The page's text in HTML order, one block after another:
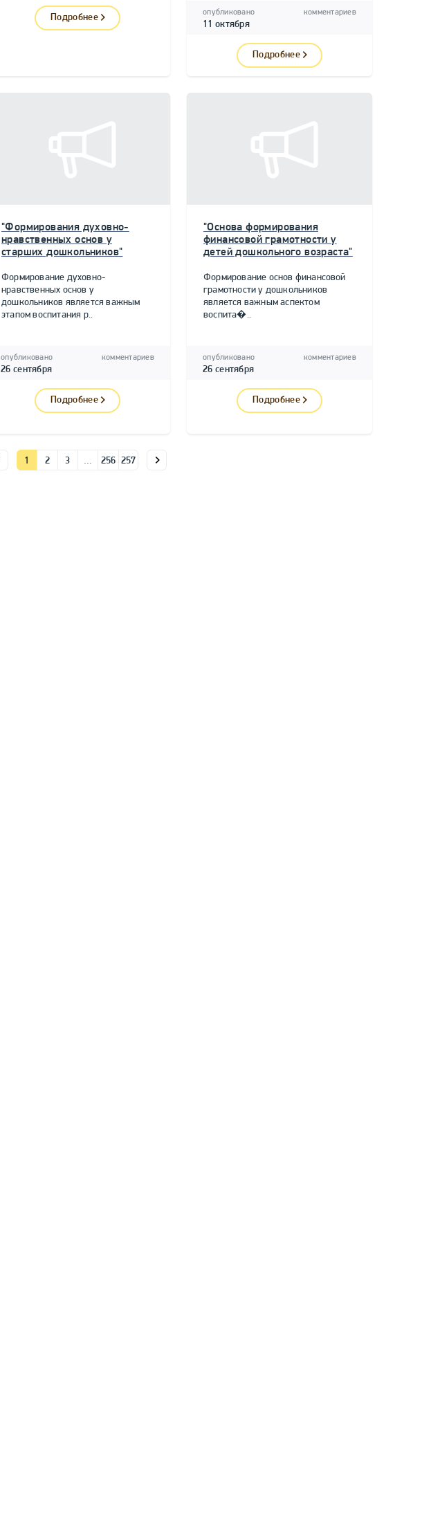
Подробнее опубликовано
11 октября
комментариев
Подробнее
"Формирования духовно-
нравственных основ у
старших дошкольников"
Формирование духовно-
нравственных основ у
дошкольников является важным
этапом воспитания р..
опубликовано
26 сентября
комментариев
Подробнее
"Основа формирования
финансовой грамотности у
детей дошкольного возраста"
Формирование основ финансовой
грамотности у дошкольников
является важным аспектом
воспита�..
опубликовано
26 сентября
комментариев
Подробнее
1 2 3 … 256 257